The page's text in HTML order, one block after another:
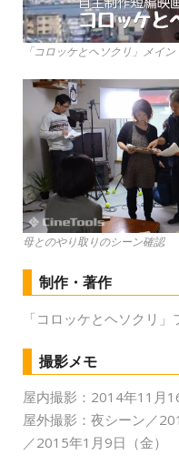
「コロッケとヘソクリ」メイ
母とのやり取りのシーン確認
制作・著作
「コロッケとヘソクリ
撮影メモ
屋内撮影：2014年11月
屋外撮影：夜シーン／
／2015年1月9日（金）